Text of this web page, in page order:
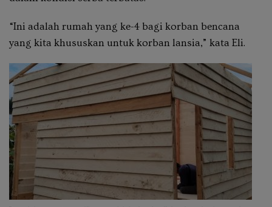
“Ini adalah rumah yang ke-4 bagi korban bencana
yang kita khususkan untuk korban lansia,” kata Eli.